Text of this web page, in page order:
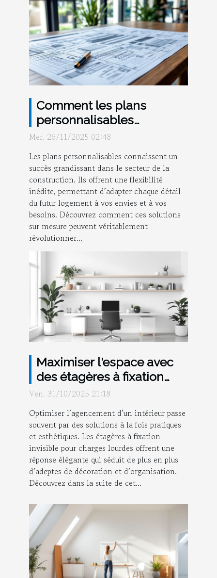
Comment les plans
personnalisables
transforment-ils votre
Mer. 26/11/2025 02:48
Les plans personnalisables connaissent un
succès grandissant dans le secteur de la
construction. Ils offrent une flexibilité
inédite, permettant d’adapter chaque détail
du futur logement à vos envies et à vos
besoins. Découvrez comment ces solutions
sur mesure peuvent véritablement
révolutionner...
Maximiser l'espace avec
des étagères à fixation
invisible pour charges
lourdes
Ven. 31/10/2025 21:18
Optimiser l’agencement d’un intérieur passe
souvent par des solutions à la fois pratiques
et esthétiques. Les étagères à fixation
invisible pour charges lourdes offrent une
réponse élégante qui séduit de plus en plus
d’adeptes de décoration et d’organisation.
Découvrez dans la suite de cet...